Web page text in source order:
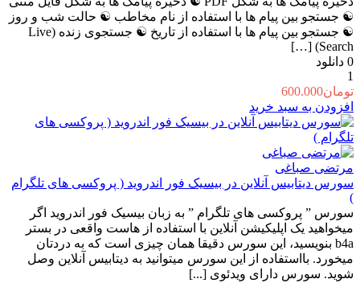
☯️ جستجو بین پیام ها با استفاده از نام مخاطب ☯️ حالت شب و روز
☯️ جستجو بین پیام ها با استفاده از تاریخ ☯️ جستجوی زنده (Live
Search) […]
0 دانلود
1
تومان600.000
افزودن به سبد خرید
مرتضی صباغی
سورس دیتابیس آنلاین در بیسیک فور اندروید ( پروکسی های تلگرام
)
سورس ” پروکسی های تلگرام ” به زبان بیسیک فور اندروید اگر
میخواهید یک اپلیکیشن آنلاین با استفاده از هاست واقعی در بستر
b4a بنویسید، این سورس دقیقا همان چیزی است که به دردتان
میخورد. بااستفاده از این سورس میتوانید به دیتابیس آنلاین وصل
شوید. سورس دارای ویدئوی [...]